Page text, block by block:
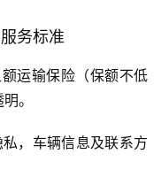
务标准
运输保险（保额不低
。
，车辆信息及联系方